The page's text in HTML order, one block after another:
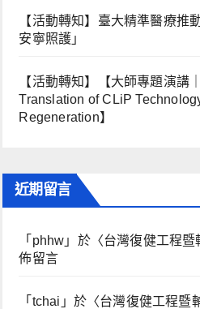
【活動轉知】臺大精準醫療推
安寧照護」
【活動轉知】【大師專題演講
Translation of CLiP
Regeneration】
近期留言
「 phhw 」於〈台灣復健工程暨
佈留言
「 tchai 」於〈台灣復健工程暨